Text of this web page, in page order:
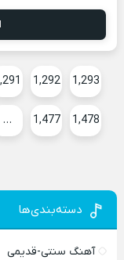
1,292 1,293
… 1,477 1,478
دسته‌بندی‌ها
آهنگ سنتی-قدیمی